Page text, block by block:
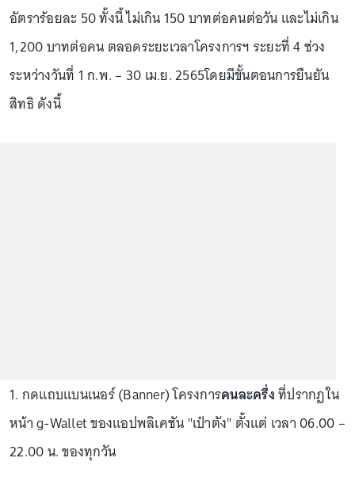
อัตราร้อยละ 50 ทั้งนี้ ไม่เกิน 150 บาทต่อคนต่อวัน และไม่เกิน
1,200 บาทต่อคน ตลอดระยะเวลาโครงการฯ ระยะที่ 4 ช่วง
ระหว่างวันที่ 1 ก.พ. – 30 เม.ย. 2565โดยมีขั้นตอนการยืนยัน
สิทธิ ดังนี้
1. กดแถบแบนเนอร์ (Banner) โครงการคนละครึ่งที่ปรากฏใน
หน้า g-Wallet ของแอปพลิเคชัน "เป๋าตัง" ตั้งแต่ เวลา 06.00 –
22.00 น. ของทุกวัน